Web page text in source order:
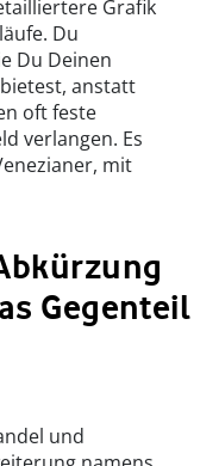
Grafik
Du
Du Deinen
anstatt
oft feste
verlangen. Es
mit
Gegenteil
und